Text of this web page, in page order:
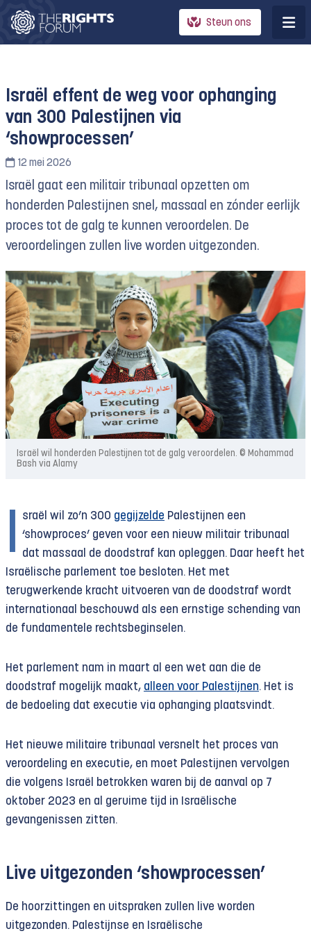
Steun ons
Israël effent de weg voor ophanging
van 300 Palestijnen via
‘showprocessen’
12 mei 2026
Israël gaat een militair tribunaal opzetten om
honderden Palestijnen snel, massaal en zónder eerlijk
proces tot de galg te kunnen veroordelen. De
veroordelingen zullen live worden uitgezonden.
Israël wil honderden Palestijnen tot de galg veroordelen. © Mohammad
Bash via Alamy
I sraël wil zo’n 300 gegijzelde Palestijnen een
‘showproces’ geven voor een nieuw militair tribunaal
dat massaal de doodstraf kan opleggen. Daar heeft het
Israëlische parlement toe besloten. Het met
terugwerkende kracht uitvoeren van de doodstraf wordt
internationaal beschouwd als een ernstige schending van
de fundamentele rechtsbeginselen.
Het parlement nam in maart al een wet aan die de
doodstraf mogelijk maakt, alleen voor Palestijnen. Het is
de bedoeling dat executie via ophanging plaatsvindt.
Het nieuwe militaire tribunaal versnelt het proces van
veroordeling en executie, en moet Palestijnen vervolgen
die volgens Israël betrokken waren bij de aanval op 7
oktober 2023 en al geruime tijd in Israëlische
gevangenissen zitten.
Live uitgezonden ‘showprocessen’
De hoorzittingen en uitspraken zullen live worden
uitgezonden. Palestijnse en Israëlische